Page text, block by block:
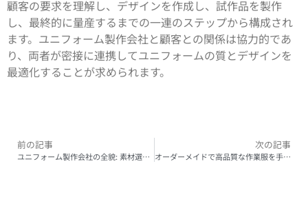
顧客の要求を理解し、デザインを作成し、試作品を製作
し、最終的に量産するまでの一連のステップから構成され
ます。ユニフォーム製作会社と顧客との関係は協力的であ
り、両者が密接に連携してユニフォームの質とデザインを
最適化することが求められます。
前の記事
ユニフォーム製作会社の全貌: 素材選定から顧客対応までの詳細ガイド
次の記事
オーダーメイドで高品質な作業服を手に入れるための完全ガイド